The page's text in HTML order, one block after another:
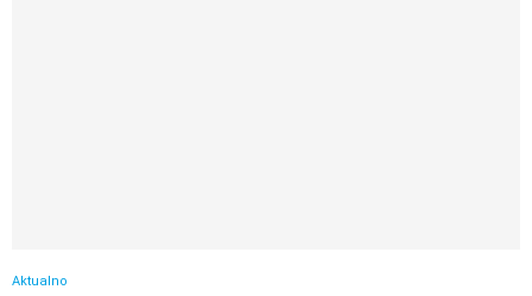
Aktualno